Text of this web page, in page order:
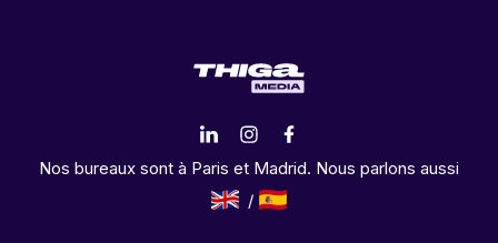
Nos bureaux sont à Paris et Madrid. Nous parlons aussi